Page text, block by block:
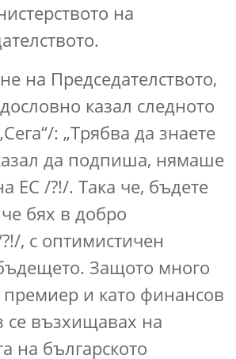
на
на Председателството,
казал следното
: „Трябва да знаете
да подпиша, нямаше
ЕС /?!/. Така че, бъдете
бях в добро
, с оптимистичен
Защото много
премиер и като финансов
се възхищавах на
на българското